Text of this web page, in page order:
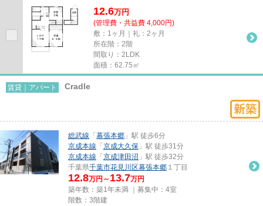
12.6万円
(管理費・共益費 4,000円)
敷：1ヶ月｜礼：2ヶ月
所在階：2階
間取り：2LDK
面積：62.75㎡
賃貸｜アパート Cradle
総武線 「 幕張本郷 」駅 徒歩6分
京成本線 「 京成大久保 」駅 徒歩31分
京成本線 「 京成津田沼 」駅 徒歩32分
千葉県千葉市花見川区幕張本郷 １丁目
12.8万円～ 13.7万円
築年数：築1年未満 ｜募集中： 4室
階数：3階建